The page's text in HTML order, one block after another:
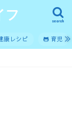
フ search
康レシピ 育児